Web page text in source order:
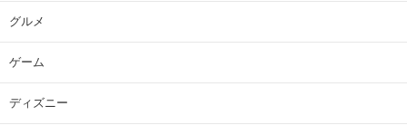
グルメ
ゲーム
ディズニー